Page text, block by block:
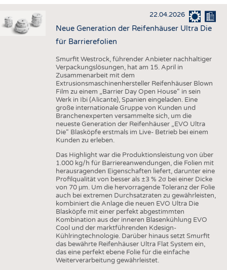
HAUS- UND HEIMTEXTILIEN
BEKLEIDUNG
AUSSCHREIBUNGEN
DTV AUSSCHREIBUNGSDIENST
STATISTICS
PUBLIKATIONEN
TERMINE
BRANCHENTERMINE
22.04.2026
Neue Generation der Reifenhäuser Ultra Die
für Barrierefolien
Smurfit Westrock, führender Anbieter nachhaltiger
Verpackungslösungen, hat am 15. April in
Zusammenarbeit mit dem
Extrusionsmaschinenhersteller Reifenhäuser Blown
Film zu einem „Barrier Day Open House“ in sein
Werk in Ibi (Alicante), Spanien eingeladen. Eine
große internationale Gruppe von Kunden und
Branchenexperten versammelte sich, um die
neueste Generation der Reifenhäuser „EVO Ultra
Die“ Blasköpfe erstmals im Live- Betrieb bei einem
Kunden zu erleben.
Das Highlight war die Produktionsleistung von über
1.000 kg/h für Barriereanwendungen, die Folien mit
herausragenden Eigenschaften liefert, darunter eine
Profilqualität von besser als ±3 % 2σ bei einer Dicke
von 70 μm. Um die hervorragende Toleranz der Folie
auch bei extremen Durchsatzraten zu gewährleisten,
kombiniert die Anlage die neuen EVO Ultra Die
Blasköpfe mit einer perfekt abgestimmten
Kombination aus der inneren Blasenkühlung EVO
Cool und der marktführenden Kdesign-
Kühlringtechnologie. Darüber hinaus setzt Smurfit
das bewährte Reifenhäuser Ultra Flat System ein,
das eine perfekt ebene Folie für die einfache
Weiterverarbeitung gewährleistet.